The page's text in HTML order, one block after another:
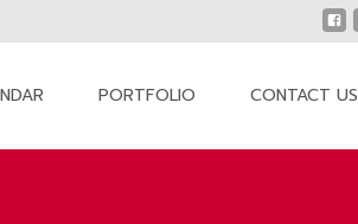
PORTFOLIO CONTACT US